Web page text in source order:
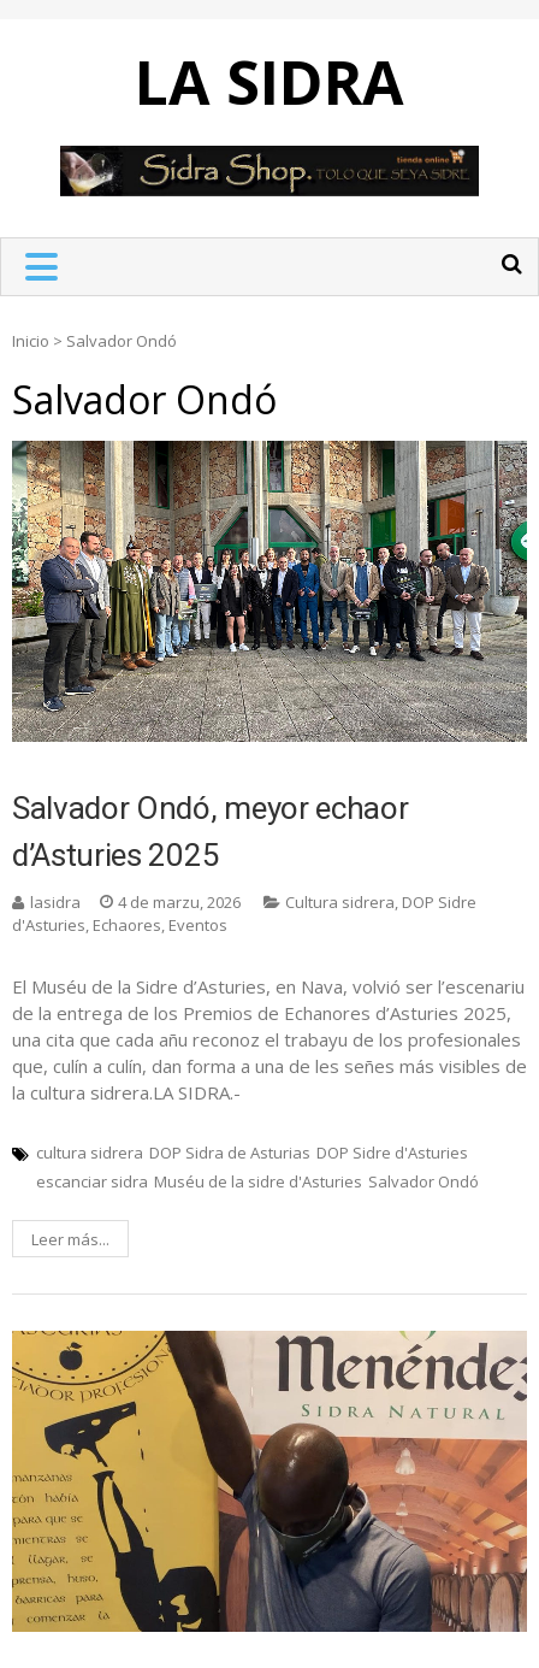
LA SIDRA
Inicio > Salvador Ondó
Salvador Ondó
Salvador Ondó, meyor echaor
d’Asturies 2025
lasidra 4 de marzu, 2026 Cultura sidrera, DOP Sidre
d'Asturies, Echaores, Eventos
El Muséu de la Sidre d’Asturies, en Nava, volvió ser l’escenariu
de la entrega de los Premios de Echanores d’Asturies 2025,
una cita que cada añu reconoz el trabayu de los profesionales
que, culín a culín, dan forma a una de les señes más visibles de
la cultura sidrera.LA SIDRA.-
cultura sidrera DOP Sidra de Asturias DOP Sidre d'Asturies
escanciar sidra Muséu de la sidre d'Asturies Salvador Ondó
Leer más...